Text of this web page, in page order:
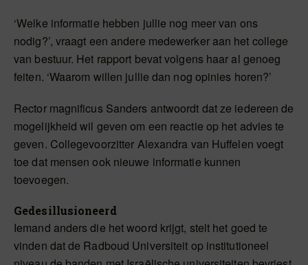
‘Welke informatie hebben jullie nog meer van ons
nodig?’, vraagt een andere medewerker aan het college
van bestuur. Het rapport bevat volgens haar al genoeg
feiten. ‘Waarom willen jullie dan nog opinies horen?’
Rector magnificus Sanders antwoordt dat ze iedereen de
mogelijkheid wil geven om een reactie op het advies te
geven. Collegevoorzitter Alexandra van Huffelen voegt
toe dat mensen ook nieuwe informatie kunnen
toevoegen.
Gedesillusioneerd
Iemand anders die het woord krijgt, stelt het goed te
vinden dat de Radboud Universiteit op institutioneel